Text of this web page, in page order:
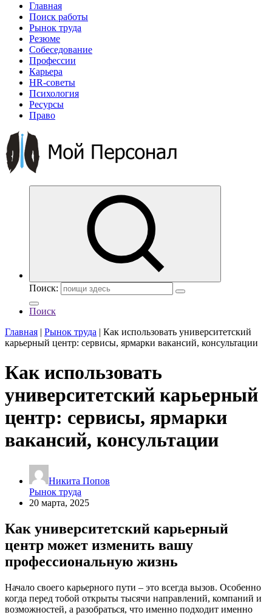
Главная
Поиск работы
Рынок труда
Резюме
Собеседование
Профессии
Карьера
HR-советы
Психология
Ресурсы
Право
Поиск:
Поиск
Главная | Рынок труда | Как использовать университетский
карьерный центр: сервисы, ярмарки вакансий, консультации
Как использовать
университетский карьерный
центр: сервисы, ярмарки
вакансий, консультации
Никита Попов
Рынок труда
20 марта, 2025
Как университетский карьерный
центр может изменить вашу
профессиональную жизнь
Начало своего карьерного пути – это всегда вызов. Особенно
когда перед тобой открыты тысячи направлений, компаний и
возможностей, а разобраться, что именно подходит именно